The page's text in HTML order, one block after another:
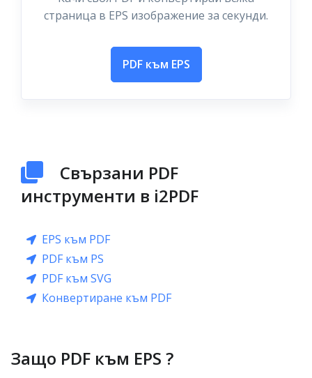
страница в EPS изображение за секунди.
PDF към EPS
Свързани PDF
инструменти в i2PDF
EPS към PDF
PDF към PS
PDF към SVG
Конвертиране към PDF
Защо PDF към EPS ?